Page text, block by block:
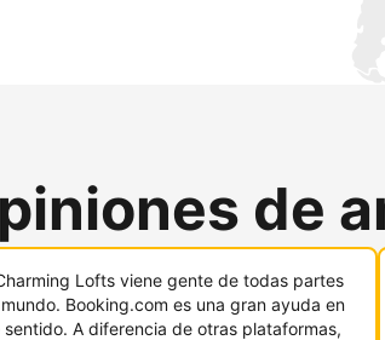
de
Lofts viene gente de todas partes
Booking.com es una gran ayuda en
sentido. A diferencia de otras plataformas,